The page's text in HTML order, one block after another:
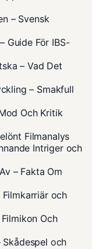
– Svensk
Guide För IBS-
– Vad Det
– Smakfull
Och Kritik
Filmanalys
Intriger och
– Fakta Om
och
Och
och